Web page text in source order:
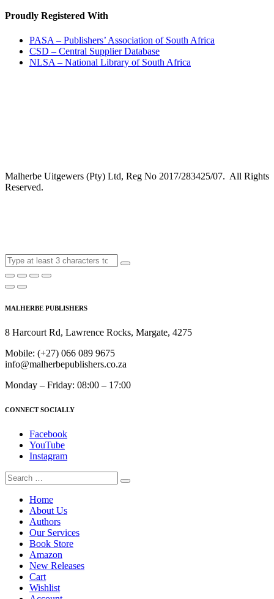
Proudly Registered With
PASA – Publishers’ Association of South Africa
CSD – Central Supplier Database
NLSA – National Library of South Africa
Malherbe Uitgewers (Pty) Ltd, Reg No 2017/283425/07. All Rights
Reserved.
MALHERBE PUBLISHERS
8 Harcourt Rd, Lawrence Rocks, Margate, 4275
Mobile: (+27) 066 089 9675
info@malherbepublishers.co.za
Monday – Friday: 08:00 – 17:00
CONNECT SOCIALLY
Facebook
YouTube
Instagram
Home
About Us
Authors
Our Services
Book Store
Amazon
New Releases
Cart
Wishlist